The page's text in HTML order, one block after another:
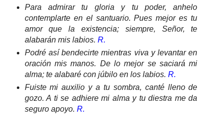
Para admirar tu gloria y tu poder, anhelo
contemplarte en el santuario. Pues mejor es tu
amor que la existencia; siempre, Señor, te
alabarán mis labios. R.
Podré así bendecirte mientras viva y levantar en
oración mis manos. De lo mejor se saciará mi
alma; te alabaré con júbilo en los labios. R.
Fuiste mi auxilio y a tu sombra, canté lleno de
gozo. A ti se adhiere mi alma y tu diestra me da
seguro apoyo. R.